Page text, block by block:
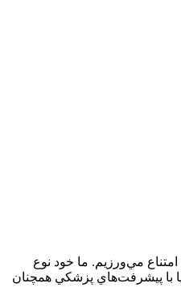
مي‌ورزيم. ما خود نوع
با پيشرفت‌هاي پزشکي همچنان